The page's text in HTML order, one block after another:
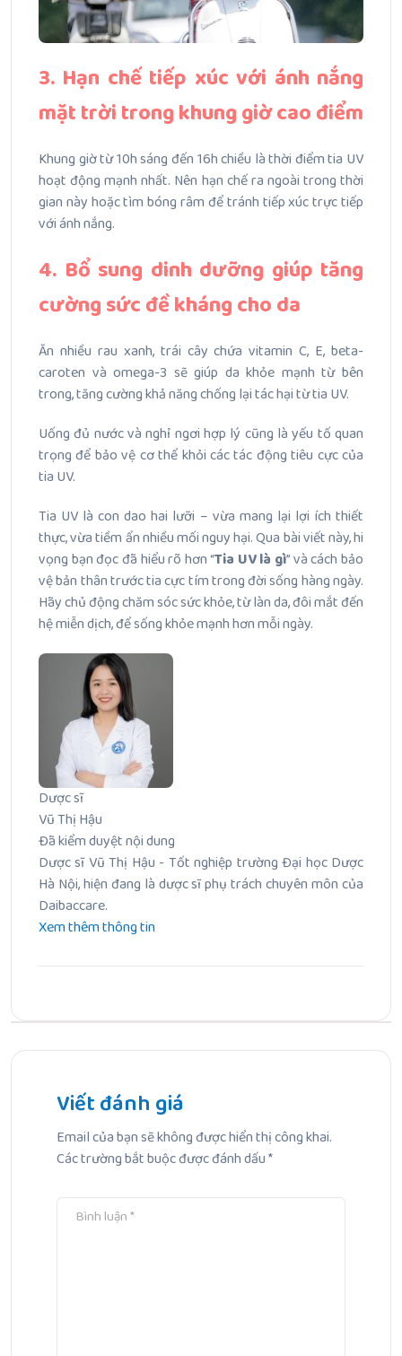
3. Hạn chế tiếp xúc với ánh nắng
mặt trời trong khung giờ cao điểm
Khung giờ từ 10h sáng đến 16h chiều là thời điểm tia UV
hoạt động mạnh nhất. Nên hạn chế ra ngoài trong thời
gian này hoặc tìm bóng râm để tránh tiếp xúc trực tiếp
với ánh nắng.
4. Bổ sung dinh dưỡng giúp tăng
cường sức đề kháng cho da
Ăn nhiều rau xanh, trái cây chứa vitamin C, E, beta-
caroten và omega-3 sẽ giúp da khỏe mạnh từ bên
trong, tăng cường khả năng chống lại tác hại từ tia UV.
Uống đủ nước và nghỉ ngơi hợp lý cũng là yếu tố quan
trọng để bảo vệ cơ thể khỏi các tác động tiêu cực của
tia UV.
Tia UV là con dao hai lưỡi – vừa mang lại lợi ích thiết
thực, vừa tiềm ẩn nhiều mối nguy hại. Qua bài viết này, hi
vọng bạn đọc đã hiểu rõ hơn “Tia UV là gì” và cách bảo
vệ bản thân trước tia cực tím trong đời sống hàng ngày.
Hãy chủ động chăm sóc sức khỏe, từ làn da, đôi mắt đến
hệ miễn dịch, để sống khỏe mạnh hơn mỗi ngày.
Dược sĩ
Vũ Thị Hậu
Đã kiểm duyệt nội dung
Dược sĩ Vũ Thị Hậu - Tốt nghiệp trường Đại học Dược
Hà Nội, hiện đang là dược sĩ phụ trách chuyên môn của
Daibaccare.
Xem thêm thông tin
Chỉ Số Kem Chống Nắng Là Gì? Cách Chọn SPF & PA
Bài Tiếp Theo
Yoosun rau má bôi mặt được không? Giải đáp chi tiết
Viết đánh giá
Email của bạn sẽ không được hiển thị công khai.
Các trường bắt buộc được đánh dấu*